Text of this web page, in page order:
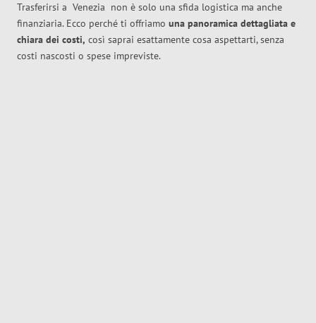
Trasferirsi a Venezia non è solo una sfida logistica ma anche
finanziaria. Ecco perché ti offriamo una panoramica dettagliata e
chiara dei costi, così saprai esattamente cosa aspettarti, senza
costi nascosti o spese impreviste.